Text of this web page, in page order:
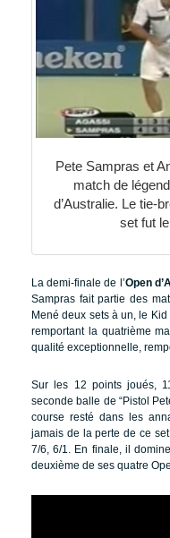
Pete Sampras et
match de
d’Australie. Le tie-
set fut
La demi-finale de l’Open
Sampras fait partie des
Mené deux sets à un, le
remportant la quatrième
qualité exceptionnelle,
Sur les 12 points joués,
seconde balle de “Pistol
course resté dans les
jamais de la perte de ce
7/6, 6/1. En finale, il
deuxième de ses quatre